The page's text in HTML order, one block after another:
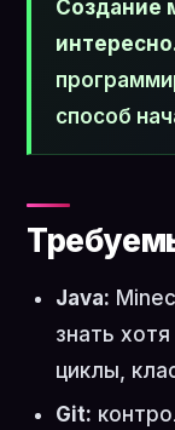
Создание
способ
Java:
знать
циклы,
Git: